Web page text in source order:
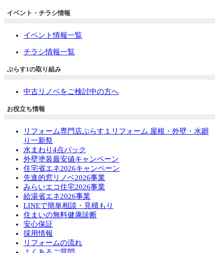
イベント・チラシ情報
イベント情報一覧
チラシ情報一覧
ぷらす1の取り組み
中古リノベをご検討中の方へ
お役立ち情報
リフォーム専門店ぷらす１リフォーム 屋根・外壁・水廻
り一新祭
水まわり4点パック
外壁塗装最安値キャンペーン
住宅省エネ2026キャンペーン
先進的窓リノベ2026事業
みらいエコ住宅2026事業
給湯省エネ2026事業
LINEで簡単相談・見積もり
住まいの無料健康診断
安心保証
採用情報
リフォームの流れ